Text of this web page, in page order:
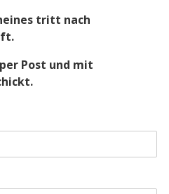
tritt nach
Post und mit